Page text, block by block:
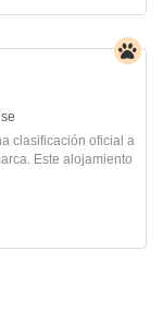
clasificación oficial a
Este alojamiento